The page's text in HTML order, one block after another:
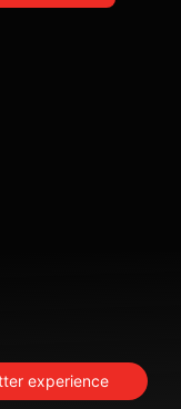
experience